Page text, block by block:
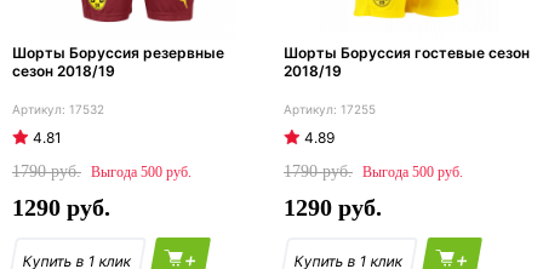
Шорты Боруссия резервные
сезон 2018/19
17532
4.81
1790
500
1290
+
Шорты Боруссия гостевые сезон
2018/19
17255
4.89
1790
500
1290
+